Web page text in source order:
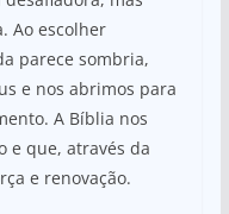
Ao escolher
parece sombria,
e nos abrimos para
A Bíblia nos
e que, através da
e renovação.